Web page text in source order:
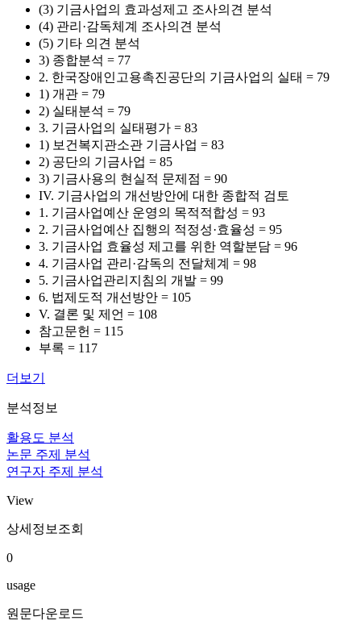
(3) 기금사업의 효과성제고 조사의견 분석
(4) 관리·감독체계 조사의견 분석
(5) 기타 의견 분석
3) 종합분석 = 77
2. 한국장애인고용촉진공단의 기금사업의 실태 = 79
1) 개관 = 79
2) 실태분석 = 79
3. 기금사업의 실태평가 = 83
1) 보건복지관소관 기금사업 = 83
2) 공단의 기금사업 = 85
3) 기금사용의 현실적 문제점 = 90
IV. 기금사업의 개선방안에 대한 종합적 검토
1. 기금사업예산 운영의 목적적합성 = 93
2. 기금사업예산 집행의 적정성·효율성 = 95
3. 기금사업 효율성 제고를 위한 역할분담 = 96
4. 기금사업 관리·감독의 전달체계 = 98
5. 기금사업관리지침의 개발 = 99
6. 법제도적 개선방안 = 105
V. 결론 및 제언 = 108
참고문헌 = 115
부록 = 117
더보기
분석정보
활용도 분석
논문 주제 분석
연구자 주제 분석
View
상세정보조회
0
usage
원문다운로드